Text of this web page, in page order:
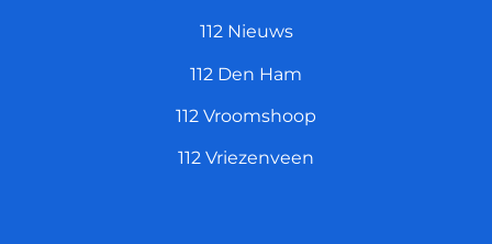
112 Nieuws
112 Den Ham
112 Vroomshoop
112 Vriezenveen